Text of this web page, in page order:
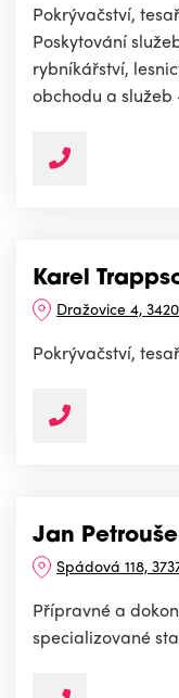
Pokrývačství,
Poskytování
rybníkářství,
obchodu a
Karel
Dražovice 4,
Pokrývačství,
Jan
Spádová 118,
Přípravné a
specializované